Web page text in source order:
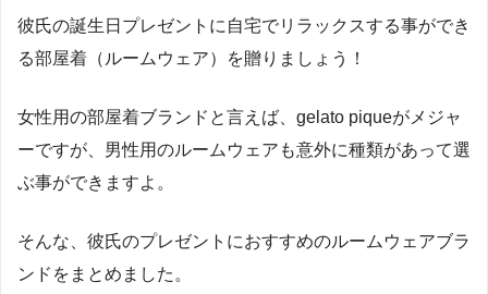
彼氏の誕生日プレゼントに自宅でリラックスする事ができ
る部屋着（ルームウェア）を贈りましょう！
女性用の部屋着ブランドと言えば、gelato piqueがメジャ
ーですが、男性用のルームウェアも意外に種類があって選
ぶ事ができますよ。
そんな、彼氏のプレゼントにおすすめのルームウェアブラ
ンドをまとめました。